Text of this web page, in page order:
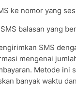
ke nomor yang
balasan yang
SMS
mengenai
Metode ini
banyak waktu